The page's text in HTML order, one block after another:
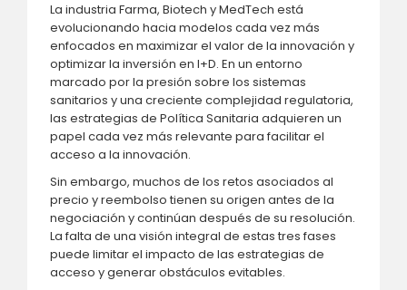
La industria Farma, Biotech y MedTech está
evolucionando hacia modelos cada vez más
enfocados en maximizar el valor de la innovación y
optimizar la inversión en I+D. En un entorno
marcado por la presión sobre los sistemas
sanitarios y una creciente complejidad regulatoria,
las estrategias de Política Sanitaria adquieren un
papel cada vez más relevante para facilitar el
acceso a la innovación.
Sin embargo, muchos de los retos asociados al
precio y reembolso tienen su origen antes de la
negociación y continúan después de su resolución.
La falta de una visión integral de estas tres fases
puede limitar el impacto de las estrategias de
acceso y generar obstáculos evitables.